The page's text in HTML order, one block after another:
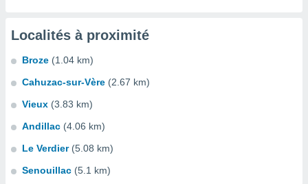
Localités à proximité
Broze (1.04 km)
Cahuzac-sur-Vère (2.67 km)
Vieux (3.83 km)
Andillac (4.06 km)
Le Verdier (5.08 km)
Senouillac (5.1 km)